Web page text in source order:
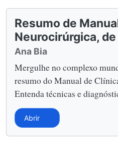
Resumo de
Neurocirúrgica,
Ana Bia
Mergulhe no complexo
resumo do Manual de
Entenda técnicas e
Abrir